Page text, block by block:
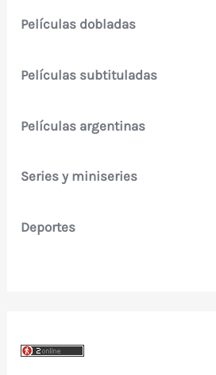
Películas dobladas
Películas subtituladas
Películas argentinas
Series y miniseries
Deportes